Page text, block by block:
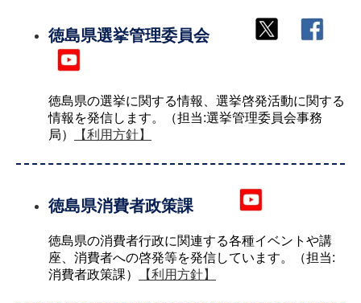
徳島県選挙管理委員会
徳島県の選挙に関する情報、選挙啓発活動に関する
情報を発信します。（担当:選挙管理委員会事務
局）
【利用方針】
徳島県消費者政策課
徳島県の消費者行政に関連する各種イベントや講
座、消費者への啓発等を発信しています。（担当:
消費者政策課）
【利用方針】